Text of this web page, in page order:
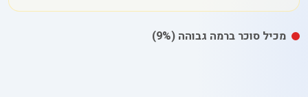
מכיל סוכר ברמה גבוהה (9%)